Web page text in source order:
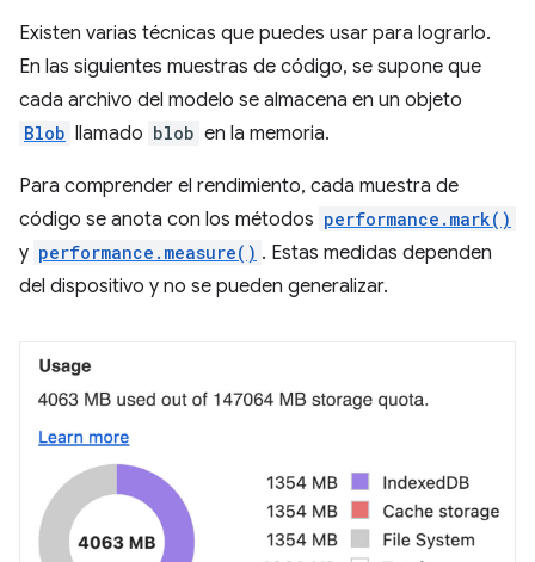
Existen varias técnicas que puedes usar para lograrlo.
En las siguientes muestras de código, se supone que
cada archivo del modelo se almacena en un objeto
Blob llamado blob en la memoria.
Para comprender el rendimiento, cada muestra de
código se anota con los métodos performance.mark()
y performance.measure() . Estas medidas dependen
del dispositivo y no se pueden generalizar.